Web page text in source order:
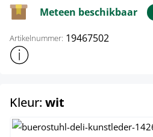
Meteen beschikbaar
Artikelnummer: 19467502
Toon meer productinformatie
Kleur: wit